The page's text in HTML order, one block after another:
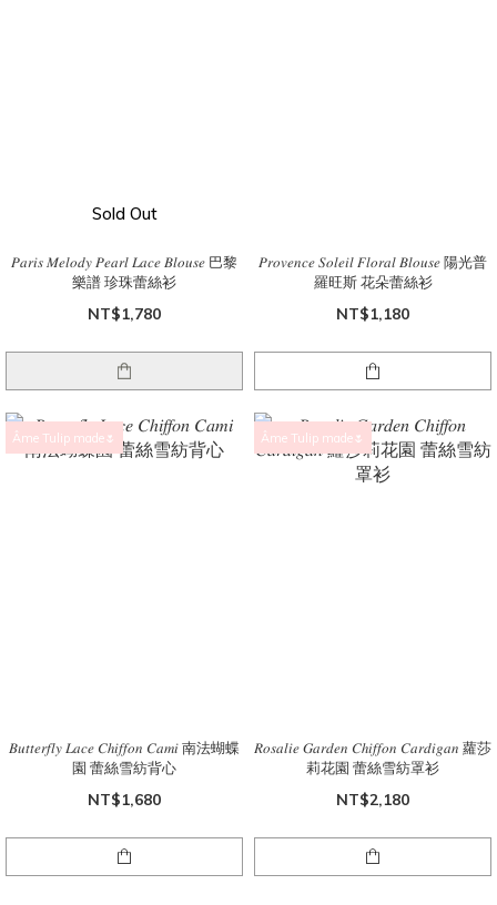
Sold Out
𝑃𝑎𝑟𝑖𝑠 𝑀𝑒𝑙𝑜𝑑𝑦 𝑃𝑒𝑎𝑟𝑙 𝐿𝑎𝑐𝑒 𝐵𝑙𝑜𝑢𝑠𝑒 巴黎
樂譜 珍珠蕾絲衫
NT$1,780
𝑃𝑟𝑜𝑣𝑒𝑛𝑐𝑒 𝑆𝑜𝑙𝑒𝑖𝑙 𝐹𝑙𝑜𝑟𝑎𝑙 𝐵𝑙𝑜𝑢𝑠𝑒 陽光普
羅旺斯 花朵蕾絲衫
NT$1,180
Âme Tulip made🌷
𝐵𝑢𝑡𝑡𝑒𝑟𝑓𝑙𝑦 𝐿𝑎𝑐𝑒 𝐶ℎ𝑖𝑓𝑓𝑜𝑛 𝐶𝑎𝑚𝑖 南法蝴蝶
園 蕾絲雪紡背心
NT$1,680
Âme Tulip made🌷
𝑅𝑜𝑠𝑎𝑙𝑖𝑒 𝐺𝑎𝑟𝑑𝑒𝑛 𝐶ℎ𝑖𝑓𝑓𝑜𝑛 𝐶𝑎𝑟𝑑𝑖𝑔𝑎𝑛 蘿莎
莉花園 蕾絲雪紡罩衫
NT$2,180